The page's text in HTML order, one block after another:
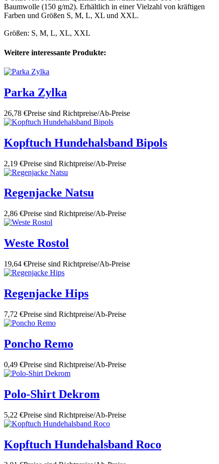
Baumwolle (150 g/m2). Erhältlich in einer Vielzahl von kräftigen
Farben und Größen S, M, L, XL und XXL.
Größen: S, M, L, XL, XXL
Weitere interessante Produkte:
Parka Zylka
26,78 €Preise sind Richtpreise/Ab-Preise
Kopftuch Hundehalsband Bipols
2,19 €Preise sind Richtpreise/Ab-Preise
Regenjacke Natsu
2,86 €Preise sind Richtpreise/Ab-Preise
Weste Rostol
19,64 €Preise sind Richtpreise/Ab-Preise
Regenjacke Hips
7,72 €Preise sind Richtpreise/Ab-Preise
Poncho Remo
0,49 €Preise sind Richtpreise/Ab-Preise
Polo-Shirt Dekrom
5,22 €Preise sind Richtpreise/Ab-Preise
Kopftuch Hundehalsband Roco